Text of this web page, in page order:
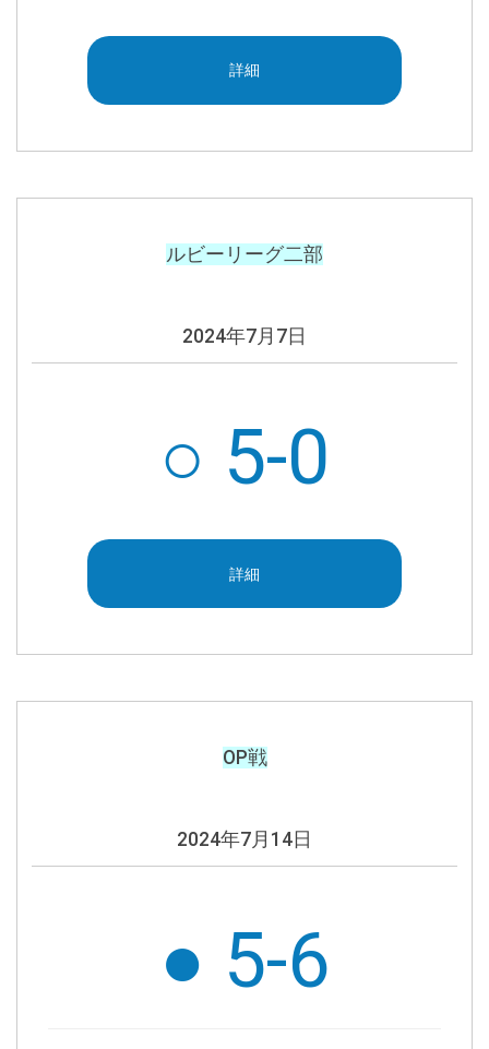
詳細
ルビーリーグ二部
2024年7月7日
○ 5-0
詳細
OP戦
2024年7月14日
● 5-6